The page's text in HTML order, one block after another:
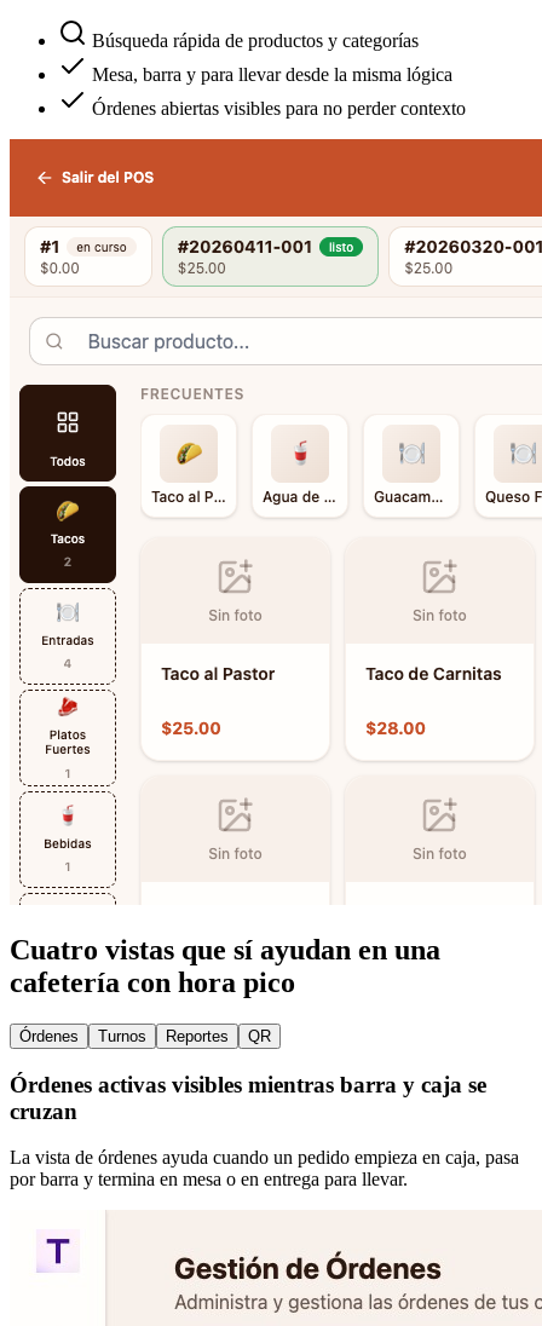
Búsqueda rápida de productos y categorías
Mesa, barra y para llevar desde la misma lógica
Órdenes abiertas visibles para no perder contexto
Cuatro vistas que sí ayudan en una
cafetería con hora pico
Órdenes Turnos Reportes QR
Órdenes activas visibles mientras barra y caja se
cruzan
La vista de órdenes ayuda cuando un pedido empieza en caja, pasa
por barra y termina en mesa o en entrega para llevar.